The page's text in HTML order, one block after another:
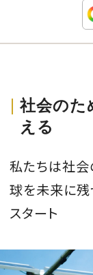
WEDDING
FORTUNE
SDGs
MAGAZINE
社会のた
える
私たちは社会
球を未来に残
スタート